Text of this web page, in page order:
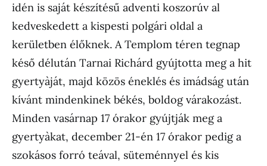
idén is saját készítésű adventi koszorúv al
kedveskedett a kispesti polgári oldal a
kerületben élőknek. A Templom téren tegnap
késő délután Tarnai Richárd gyújtotta meg a hit
gyertyàját, majd közös éneklés és imádság után
kívánt mindenkinek békés, boldog várakozást.
Minden vasárnap 17 órakor gyújtják meg a
gyertyàkat, december 21-én 17 órakor pedig a
szokásos forró teával, süteménnyel és kis